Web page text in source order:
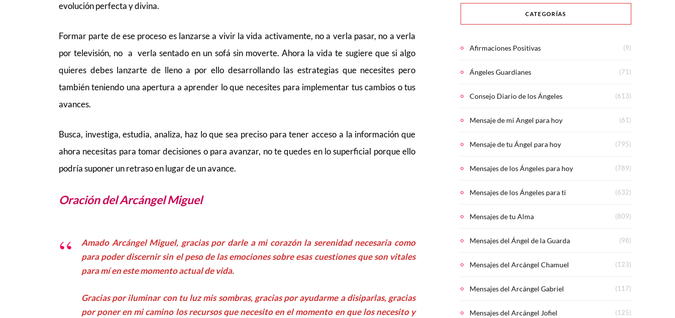
evolución perfecta y divina.
Formar parte de ese proceso es lanzarse a vivir la vida activamente, no a verla pasar, no a verla
por televisión, no a verla sentado en un sofá sin moverte. Ahora la vida te sugiere que si algo
quieres debes lanzarte de lleno a por ello desarrollando las estrategias que necesites pero
también teniendo una apertura a aprender lo que necesites para implementar tus cambios o tus
avances.
Busca, investiga, estudia, analiza, haz lo que sea preciso para tener acceso a la información que
ahora necesitas para tomar decisiones o para avanzar, no te quedes en lo superficial porque ello
podría suponer un retraso en lugar de un avance.
Oración del Arcángel Miguel
Amado Arcángel Miguel, gracias por darle a mi corazón la serenidad necesaria como
para poder discernir sin el peso de las emociones sobre esas cuestiones que son vitales
para mí en este momento actual de vida.
Gracias por iluminar con tu luz mis sombras, gracias por ayudarme a disiparlas, gracias
por poner en mi camino los recursos que necesito en el momento en que los necesito y
CATEGORÍAS
Afirmaciones Positivas (9)
Ángeles Guardianes (71)
Consejo Diario de los Ángeles (613)
Mensaje de mi Angel para hoy (61)
Mensaje de tu Ángel para hoy (795)
Mensajes de los Ángeles para hoy (789)
Mensajes de los Ángeles para ti (632)
Mensajes de tu Alma (809)
Mensajes del Ángel de la Guarda (98)
Mensajes del Arcángel Chamuel (123)
Mensajes del Arcángel Gabriel (117)
Mensajes del Arcángel Jofiel (125)